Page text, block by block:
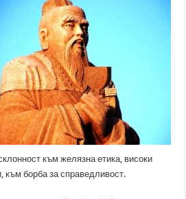
към желязна етика, високи
към борба за справедливост.